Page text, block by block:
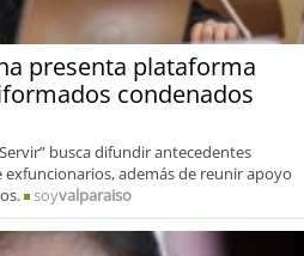
presenta plataforma
condenados
busca difundir antecedentes
exfuncionarios, además de reunir apoyo
soyvalparaiso